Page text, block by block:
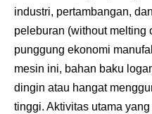
industri, pertambangan,
peleburan (without melting
punggung ekonomi
mesin ini, bahan baku
dingin atau hangat
tinggi. Aktivitas utama